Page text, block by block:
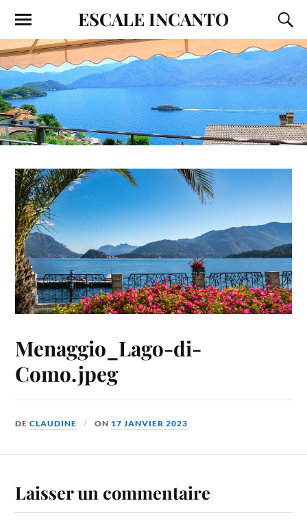
ESCALE INCANTO
Menaggio_Lago-di-
Como.jpeg
DECLAUDINE ON 17 JANVIER 2023
Laisser un commentaire